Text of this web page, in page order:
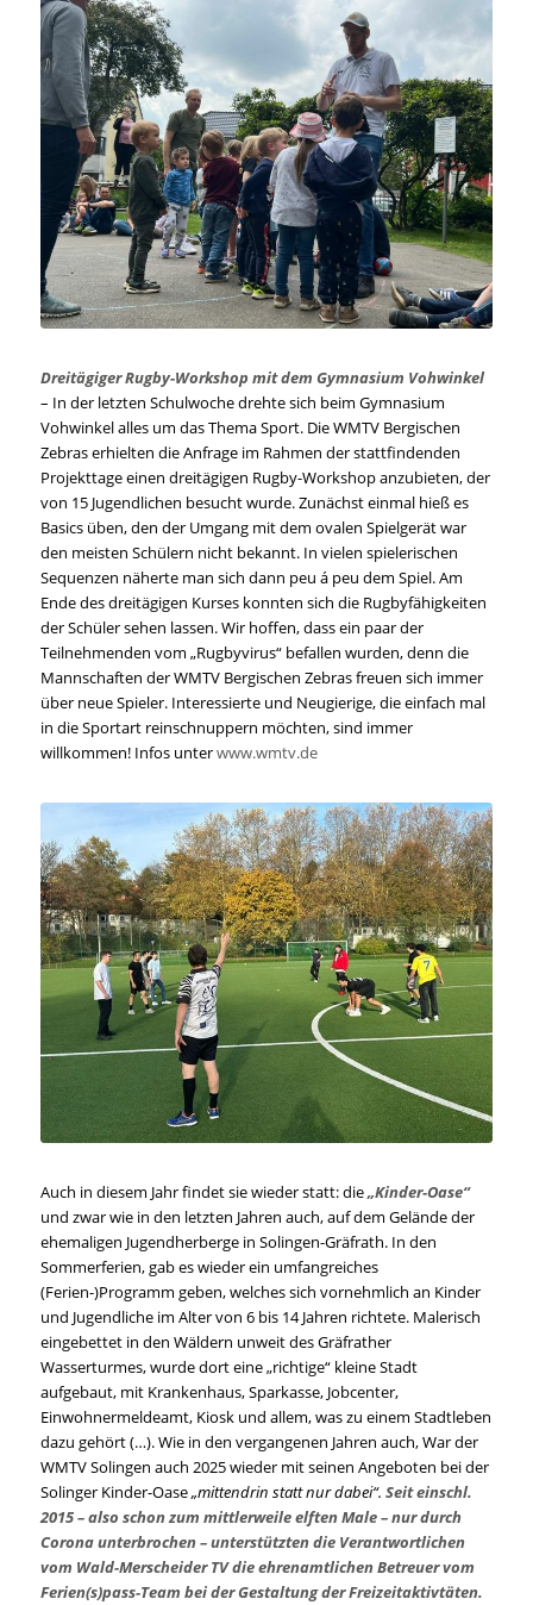
Dreitägiger Rugby-Workshop mit dem Gymnasium Vohwinkel
– In der letzten Schulwoche drehte sich beim Gymnasium
Vohwinkel alles um das Thema Sport. Die WMTV Bergischen
Zebras erhielten die Anfrage im Rahmen der stattfindenden
Projekttage einen dreitägigen Rugby-Workshop anzubieten, der
von 15 Jugendlichen besucht wurde. Zunächst einmal hieß es
Basics üben, den der Umgang mit dem ovalen Spielgerät war
den meisten Schülern nicht bekannt. In vielen spielerischen
Sequenzen näherte man sich dann peu á peu dem Spiel. Am
Ende des dreitägigen Kurses konnten sich die Rugbyfähigkeiten
der Schüler sehen lassen. Wir hoffen, dass ein paar der
Teilnehmenden vom „Rugbyvirus“ befallen wurden, denn die
Mannschaften der WMTV Bergischen Zebras freuen sich immer
über neue Spieler. Interessierte und Neugierige, die einfach mal
in die Sportart reinschnuppern möchten, sind immer
willkommen! Infos unterwww.wmtv.de
Auch in diesem Jahr findet sie wieder statt: die„Kinder-Oase“
und zwar wie in den letzten Jahren auch, auf dem Gelände der
ehemaligen Jugendherberge in Solingen-Gräfrath. In den
Sommerferien, gab es wieder ein umfangreiches
(Ferien-)Programm geben, welches sich vornehmlich an Kinder
und Jugendliche im Alter von 6 bis 14 Jahren richtete. Malerisch
eingebettet in den Wäldern unweit des Gräfrather
Wasserturmes, wurde dort eine „richtige“ kleine Stadt
aufgebaut, mit Krankenhaus, Sparkasse, Jobcenter,
Einwohnermeldeamt, Kiosk und allem, was zu einem Stadtleben
dazu gehört (…). Wie in den vergangenen Jahren auch, War der
WMTV Solingen auch 2025 wieder mit seinen Angeboten bei der
Solinger Kinder-Oase„mittendrin statt nur dabei“. Seit einschl.
2015 – also schon zum mittlerweile elften Male – nur durch
Corona unterbrochen – unterstützten die Verantwortlichen
vom Wald-Merscheider TV die ehrenamtlichen Betreuer vom
Ferien(s)pass-Team bei der Gestaltung der Freizeitaktivtäten.